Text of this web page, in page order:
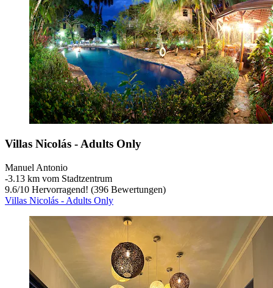
Villas Nicolás - Adults Only
Manuel Antonio
‐3.13 km vom Stadtzentrum
9.6/10 Hervorragend! (396 Bewertungen)
Villas Nicolás - Adults Only